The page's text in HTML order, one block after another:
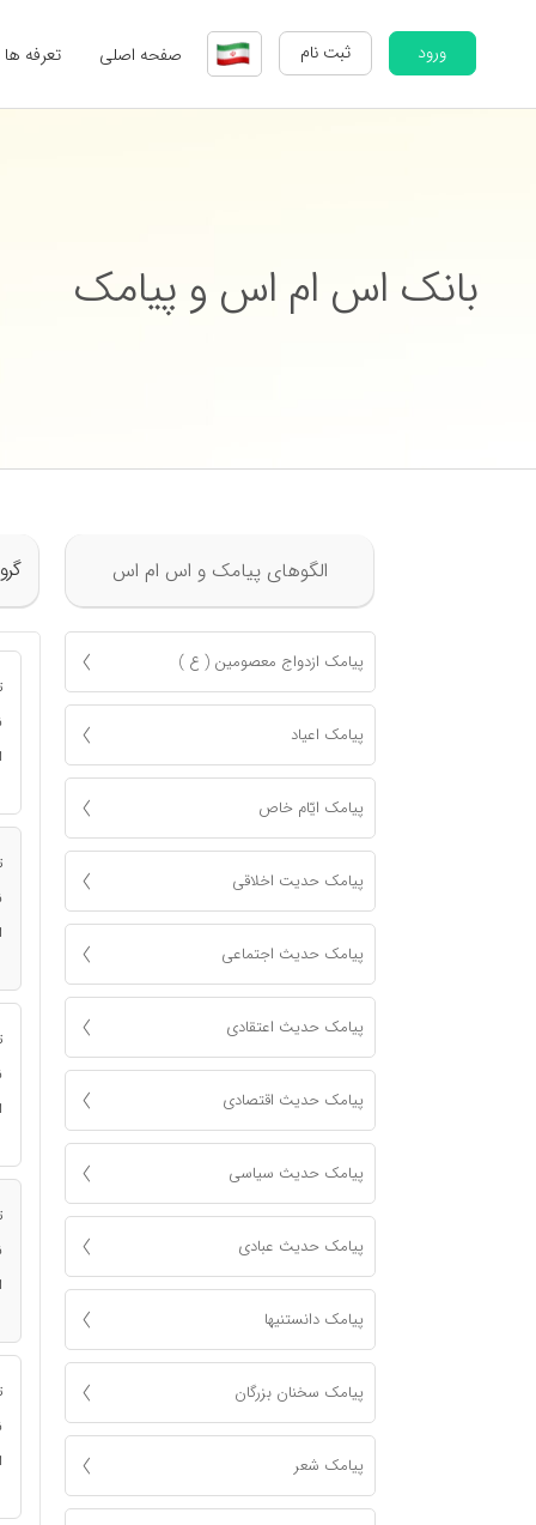
ورود ثبت نام صفحه اصلی تعرفه ها
بانک اس ام اس و پیامک
الگوهای پیامک و اس ام اس
پیامک ازدواج معصومين ( ع )
پیامک اعياد
پیامک ايّام خاص
پیامک حدیت اخلاقی
پیامک حدیث اجتماعی
پیامک حدیث اعتقادی
پیامک حدیث اقتصادی
پیامک حدیث سیاسی
پیامک حدیث عبادی
پیامک دانستنیها
پیامک سخنان بزرگان
پیامک شعر